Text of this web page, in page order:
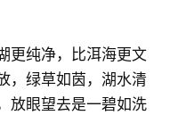
更纯净，比洱海更文
，绿草如茵，湖水清
放眼望去是一碧如洗